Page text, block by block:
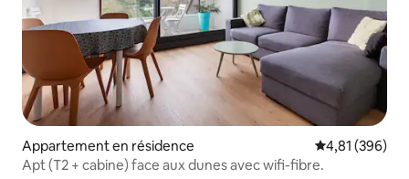
Appartement en résidence Évaluation
4,81 (396)
Apt (T2 + cabine) face aux dunes avec wifi-fibre.